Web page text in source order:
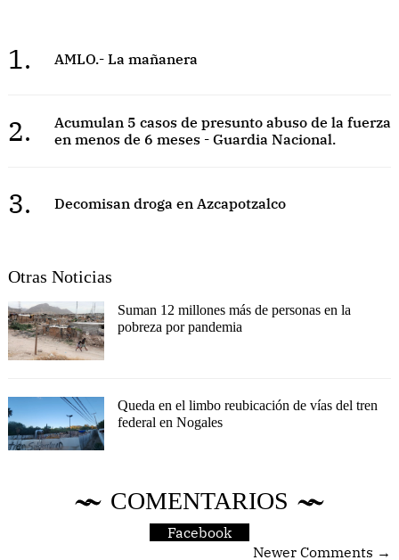
1. AMLO.- La mañanera
2.
Acumulan 5 casos de presunto abuso de la fuerza
en menos de 6 meses - Guardia Nacional.
3. Decomisan droga en Azcapotzalco
Otras Noticias
Suman 12 millones más de personas en la
pobreza por pandemia
Queda en el limbo reubicación de vías del tren
federal en Nogales
COMENTARIOS
Facebook
Newer Comments →